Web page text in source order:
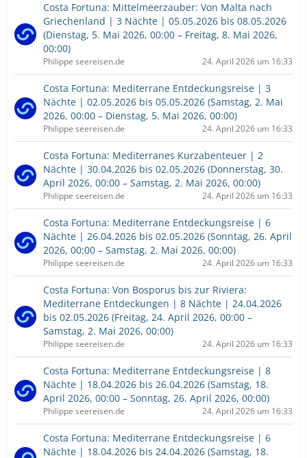
Costa Fortuna: Mittelmeerzauber: Von Malta nach
Griechenland | 3 Nächte | 05.05.2026 bis 08.05.2026
(Dienstag, 5. Mai 2026, 00:00 – Freitag, 8. Mai 2026,
00:00)
Philippe seereisen.de 24. April 2026 um 16:33
Costa Fortuna: Mediterrane Entdeckungsreise | 3
Nächte | 02.05.2026 bis 05.05.2026 (Samstag, 2. Mai
2026, 00:00 – Dienstag, 5. Mai 2026, 00:00)
Philippe seereisen.de 24. April 2026 um 16:33
Costa Fortuna: Mediterranes Kurzabenteuer | 2
Nächte | 30.04.2026 bis 02.05.2026 (Donnerstag, 30.
April 2026, 00:00 – Samstag, 2. Mai 2026, 00:00)
Philippe seereisen.de 24. April 2026 um 16:33
Costa Fortuna: Mediterrane Entdeckungsreise | 6
Nächte | 26.04.2026 bis 02.05.2026 (Sonntag, 26. April
2026, 00:00 – Samstag, 2. Mai 2026, 00:00)
Philippe seereisen.de 24. April 2026 um 16:33
Costa Fortuna: Von Bosporus bis zur Riviera:
Mediterrane Entdeckungen | 8 Nächte | 24.04.2026
bis 02.05.2026 (Freitag, 24. April 2026, 00:00 –
Samstag, 2. Mai 2026, 00:00)
Philippe seereisen.de 24. April 2026 um 16:33
Costa Fortuna: Mediterrane Entdeckungsreise | 8
Nächte | 18.04.2026 bis 26.04.2026 (Samstag, 18.
April 2026, 00:00 – Sonntag, 26. April 2026, 00:00)
Philippe seereisen.de 24. April 2026 um 16:33
Costa Fortuna: Mediterrane Entdeckungsreise | 6
Nächte | 18.04.2026 bis 24.04.2026 (Samstag, 18.